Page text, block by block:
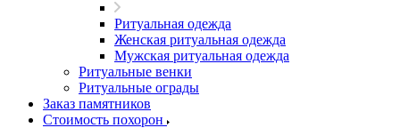
Ритуальная одежда
Женская ритуальная одежда
Мужская ритуальная одежда
Ритуальные венки
Ритуальные ограды
Заказ памятников
Стоимость похорон